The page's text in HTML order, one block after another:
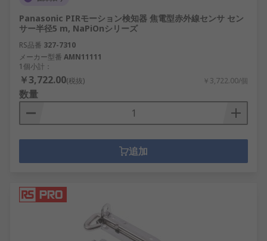
Panasonic PIRモーション検知器 焦電型赤外線センサ セン
サー半径5 m, NaPiOnシリーズ
RS品番 327-7310
メーカー型番 AMN11111
1個小計：
￥3,722.00(税抜) ￥3,722.00/個
数量
追加